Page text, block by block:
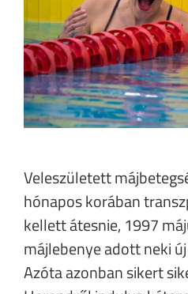
Veleszületett
hónapos korában
kellett átesnie, 1997
májlebenye adott neki
Azóta azonban sikert